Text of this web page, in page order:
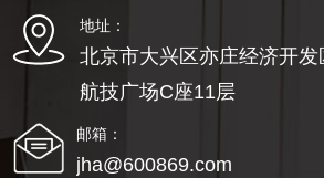
地址：
北京市大兴区亦庄经济开
航技广场C座11层
邮箱：
jha@600869.com